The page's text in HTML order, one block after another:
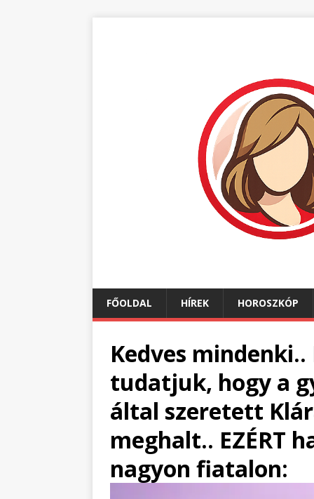
FŐOLDAL HÍREK HOROSZKÓP
Kedves
tudatjuk, hogy a
által szeretett
meghalt.. EZÉRT
nagyon fiatalon: